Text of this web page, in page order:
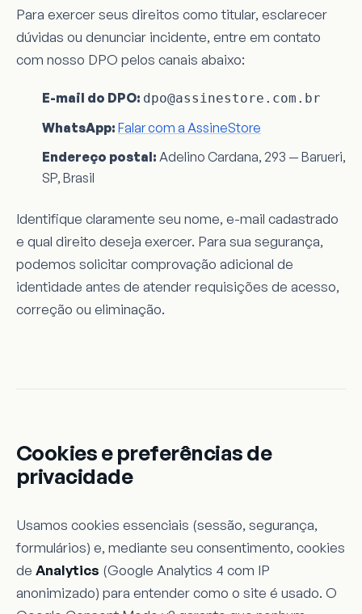
Para exercer seus direitos como titular, esclarecer
dúvidas ou denunciar incidente, entre em contato
com nosso DPO pelos canais abaixo:
E-mail do DPO: dpo@assinestore.com.br
WhatsApp: Falar com a AssineStore
Endereço postal: Adelino Cardana, 293 — Barueri,
SP, Brasil
Identifique claramente seu nome, e-mail cadastrado
e qual direito deseja exercer. Para sua segurança,
podemos solicitar comprovação adicional de
identidade antes de atender requisições de acesso,
correção ou eliminação.
Cookies e preferências de
privacidade
Usamos cookies essenciais (sessão, segurança,
formulários) e, mediante seu consentimento, cookies
de Analytics (Google Analytics 4 com IP
anonimizado) para entender como o site é usado. O